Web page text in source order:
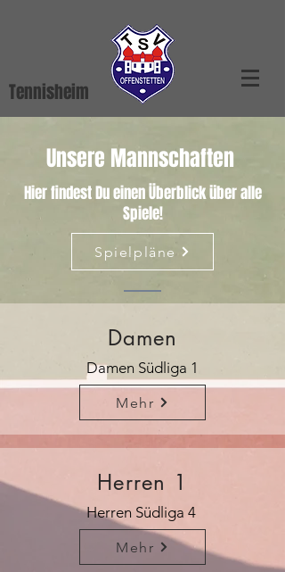
Tennisheim
Unsere Mannschaften
Hier findest Du einen Überblick über alle
Spiele!
Spielpläne
Damen
Damen Südliga 1
Mehr
Herren 1
Herren Südliga 4
Mehr